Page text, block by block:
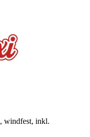
windfest, inkl.